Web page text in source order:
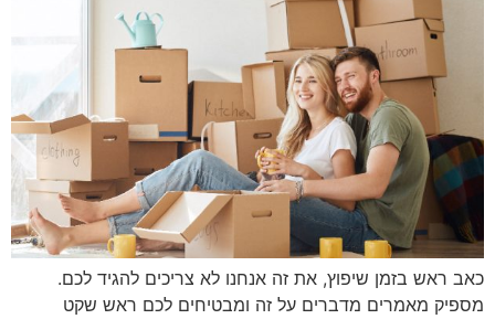
כאב ראש בזמן שיפוץ, את זה אנחנו לא צריכים להגיד לכם.
מספיק מאמרים מדברים על זה ומבטיחים לכם ראש שקט